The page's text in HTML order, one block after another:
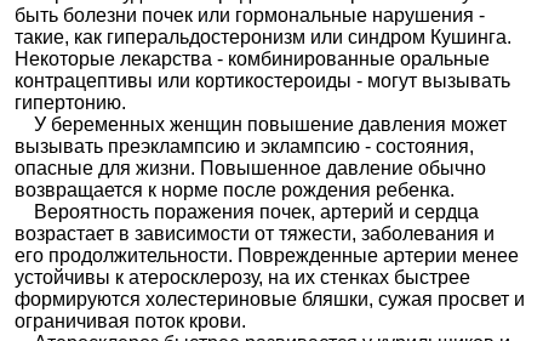
тиазид
Амлодипин
+
Индапамид
Арифам
Амлодипин
+
Индапамид
+
Периндопр
ила аргинин
Амлодипин
+
Лизиноприл
Амлодипин+Лизиноприл |Де-Криз|Экламиз
Эквакард|Лизиноприл АМЛ|Тенлиза
Амлодипин
+
Лизиноприл
+
Розувастат
ин
быть болезни почек или гормональные нарушения -
такие, как гиперальдостеронизм или синдром Кушинга.
Некоторые лекарства - комбинированные оральные
контрацептивы или кортикостероиды - могут вызывать
гипертонию.
У беременных женщин повышение давления может
вызывать преэклампсию и эклампсию - состояния,
опасные для жизни. Повышенное давление обычно
возвращается к норме после рождения ребенка.
Вероятность поражения почек, артерий и сердца
возрастает в зависимости от тяжести, заболевания и
его продолжительности. Поврежденные артерии менее
устойчивы к атеросклерозу, на их стенках быстрее
формируются холестериновые бляшки, сужая просвет и
ограничивая поток крови.